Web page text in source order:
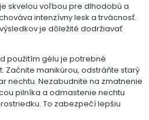
je skvelou voľbou pre dlhodobú a
intenzívny lesk a trvácnosť.
je dôležité dodržiavať
použitím gélu je potrebné
Začnite manikúrou, odstráňte starý
nechtu. Nezabudnite na zmatnenie
pilníka a odmastenie nechtu
To zabezpečí lepšiu